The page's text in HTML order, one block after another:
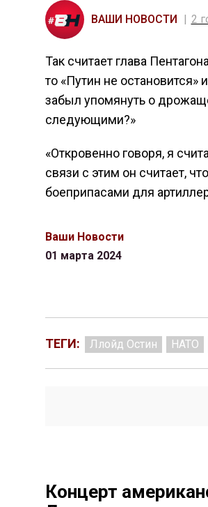
ВАШИ НОВОСТИ 2
Так считает глава
то «Путин не
забыл упомянуть о
следующими?»
«Откровенно говоря, я
связи с этим он считает,
боеприпасами для
Ваши Новости
01 марта 2024
ТЕГИ: Ллойд Остин НАТО
Концерт